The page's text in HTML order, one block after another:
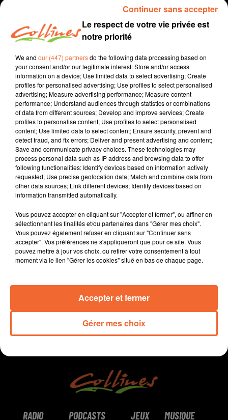
histoire locale
14 avril 2023 - 11 min 17 sec
LA PREMIÈRE VISITE DU GÉNÉRAL DE GAULLE À BRESSUIRE
EN 1948
Jacqueline Pinon
Chemins d'histoire
Chaque 1er jeudi du mois, Guy-Marie Lenne vient nous
parler de la petite histoire dans la grande.
Mer le 9 juin 1944, le général de Gaulle suscite un
formidable engouement lors de ses apparitions
publiques...
La suite avec Guy-Marie Lenne.
RADIO PODCASTS JEUX MUSIQUE
Le respect de votre vie privée est
notre priorité
We and our (447) partnersdo the following data processing based on
your consent and/or our legitimate interest: Store and/or access
information on a device; Use limited data to select advertising; Create
profiles for personalised advertising; Use profiles to select personalised
advertising; Measure advertising performance; Measure content
performance; Understand audiences through statistics or combinations
of data from different sources; Develop and improve services; Create
profiles to personalise content; Use profiles to select personalised
content; Use limited data to select content; Ensure security, prevent and
detect fraud, and fix errors; Deliver and present advertising and content;
Save and communicate privacy choices. These technologies may
process personal data such as IP address and browsing data to offer
following functionalities: Identify devices based on information actively
requested; Use precise geolocation data; Match and combine data from
other data sources; Link different devices; Identify devices based on
information transmitted automatically.
Vous pouvez accepter en cliquant sur "Accepter et fermer", ou affiner en
sélectionnant les finalités et/ou partenaires dans "Gérer mes choix".
Vous pouvez également refuser en cliquant sur "Continuer sans
accepter". Vos préférences ne s'appliqueront que pour ce site. Vous
pouvez mettre à jour vos choix, ou retirer votre consentement à tout
moment via le lien "Gérer les cookies" situé en bas de chaque page.
Gérer mes choix
Accepter et fermer
Continuer sans accepter